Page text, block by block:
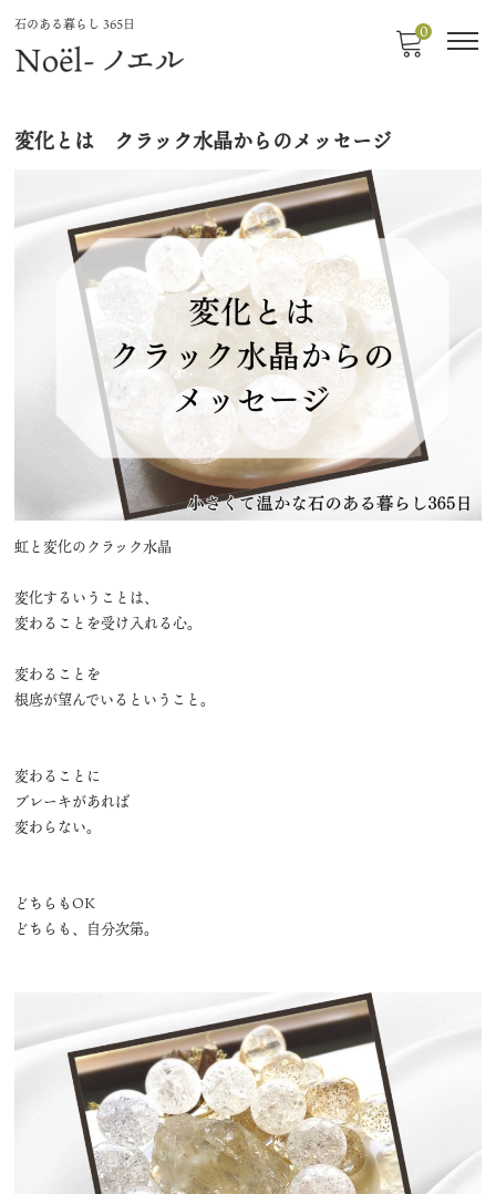
石のある暮らし 365日 0
変化とは クラック水晶からのメッセージ
虹と変化のクラック水晶
変化するいうことは、
変わることを受け入れる心。
変わることを
根底が望んでいるということ。
変わることに
ブレーキがあれば
変わらない。
どちらもOK
どちらも、自分次第。